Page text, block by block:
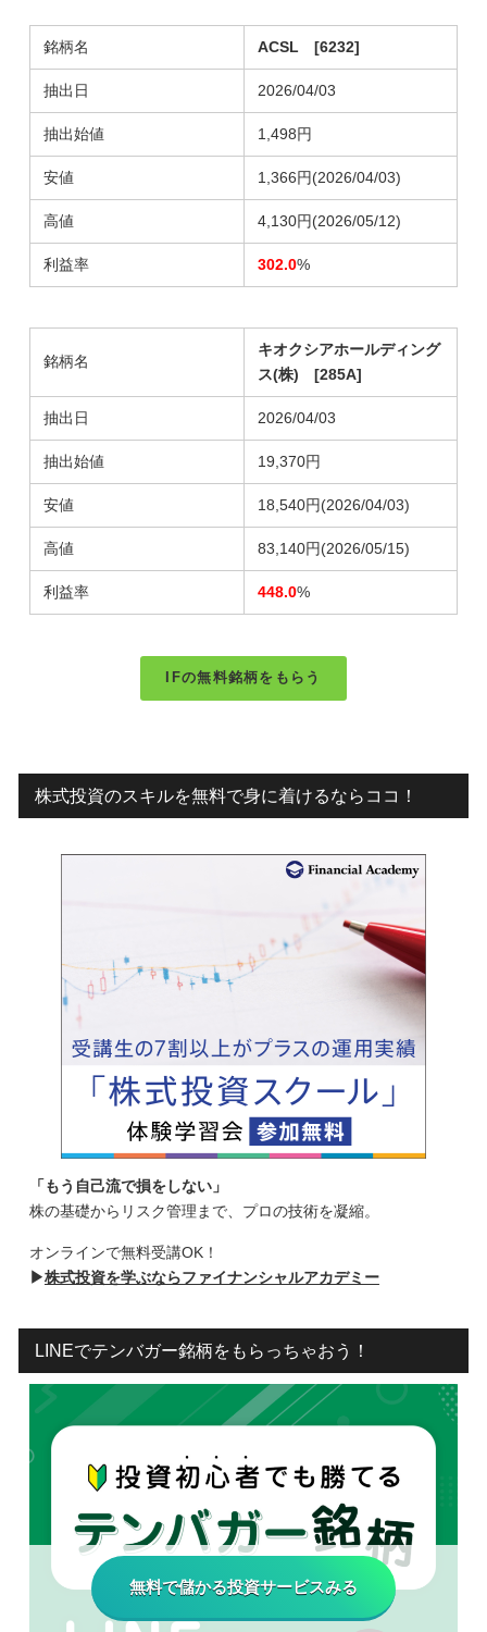
銘柄名 ACSL [6232]
抽出日 2026/04/03
抽出始値 1,498円
安値 1,366円(2026/04/03)
高値 4,130円(2026/05/12)
利益率 302.0%
銘柄名
キオクシアホールディング
ス(株) [285A]
抽出日 2026/04/03
抽出始値 19,370円
安値 18,540円 (2026/04/03)
高値 83,140円 (2026/05/15)
利益率 448.0%
IFの無料銘柄をもらう
株式投資のスキルを無料で身に着けるならココ！
「もう自己流で損をしない」
株の基礎からリスク管理まで、プロの技術を凝縮。
オンラインで無料受講OK！
▶株式投資を学ぶならファイナンシャルアカデミー
LINEでテンバガー銘柄をもらっちゃおう！
無料で儲かる投資サービスみる